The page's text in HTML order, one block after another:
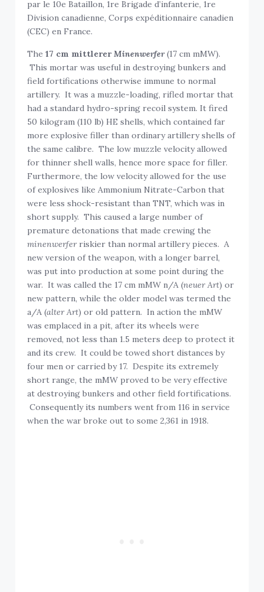
par le 10e Bataillon, 1re Brigade d’infanterie, 1re
Division canadienne, Corps expéditionnaire canadien
(CEC) en France.
The17 cm mittlererMinenwerfer(17 cm mMW).
This mortar was useful in destroying bunkers and
field fortifications otherwise immune to normal
artillery. It was a muzzle-loading, rifled mortar that
had a standard hydro-spring recoil system. It fired
50 kilogram (110 lb) HE shells, which contained far
more explosive filler than ordinary artillery shells of
the same calibre. The low muzzle velocity allowed
for thinner shell walls, hence more space for filler.
Furthermore, the low velocity allowed for the use
of explosives like Ammonium Nitrate-Carbon that
were less shock-resistant than TNT, which was in
short supply. This caused a large number of
premature detonations that made crewing the
minenwerferriskier than normal artillery pieces. A
new version of the weapon, with a longer barrel,
was put into production at some point during the
war. It was called the 17 cm mMW n/A (neuer Art) or
new pattern, while the older model was termed the
a/A (alter Art) or old pattern. In action the mMW
was emplaced in a pit, after its wheels were
removed, not less than 1.5 meters deep to protect it
and its crew. It could be towed short distances by
four men or carried by 17. Despite its extremely
short range, the mMW proved to be very effective
at destroying bunkers and other field fortifications.
Consequently its numbers went from 116 in service
when the war broke out to some 2,361 in 1918.